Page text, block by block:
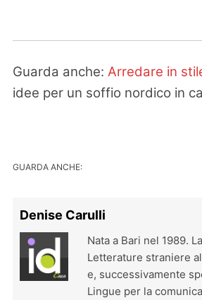
Guarda anche: Arredare in
idee per un soffio nordico in
GUARDA ANCHE:
Denise Carulli
Nata a Bari nel 1989.
Letterature straniere
e, successivamente
Lingue per la